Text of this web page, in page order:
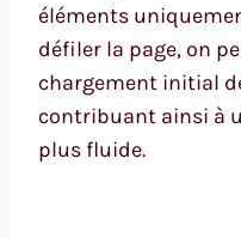
éléments
défiler la page, on
chargement initial
contribuant ainsi à
plus fluide.